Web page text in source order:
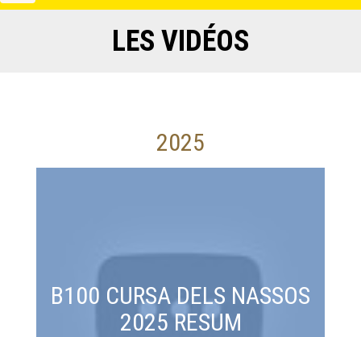
Cursa
LES VIDÉOS
2025
B100 CURSA DELS NASSOS
2025 RESUM